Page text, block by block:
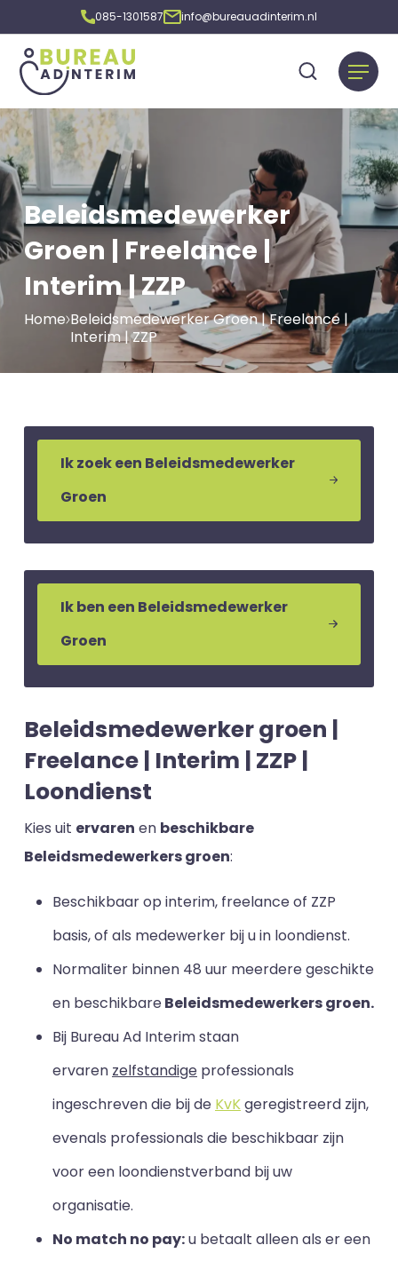
085-1301587 info@bureauadinterim.nl
Beleidsmedewerker
Groen | Freelance |
Interim | ZZP
Home Beleidsmedewerker Groen | Freelance |
Interim | ZZP
Ik zoek een Beleidsmedewerker
Groen
Ik ben een Beleidsmedewerker
Groen
Beleidsmedewerker groen |
Freelance | Interim | ZZP |
Loondienst
Kies uit ervaren en beschikbare
Beleidsmedewerkers groen:
Beschikbaar op interim, freelance of ZZP
basis, of als medewerker bij u in loondienst.
Normaliter binnen 48 uur meerdere geschikte
en beschikbareBeleidsmedewerkers groen.
Bij Bureau Ad Interim staan
ervaren zelfstandige professionals
ingeschreven die bij de KvKgeregistreerd zijn,
evenals professionals die beschikbaar zijn
voor een loondienstverband bij uw
organisatie.
No match no pay:u betaalt alleen als er een